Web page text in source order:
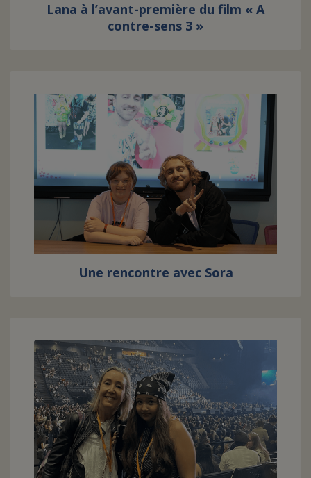
Lana à l’avant-première du film « A
contre-sens 3 »
Une rencontre avec Sora